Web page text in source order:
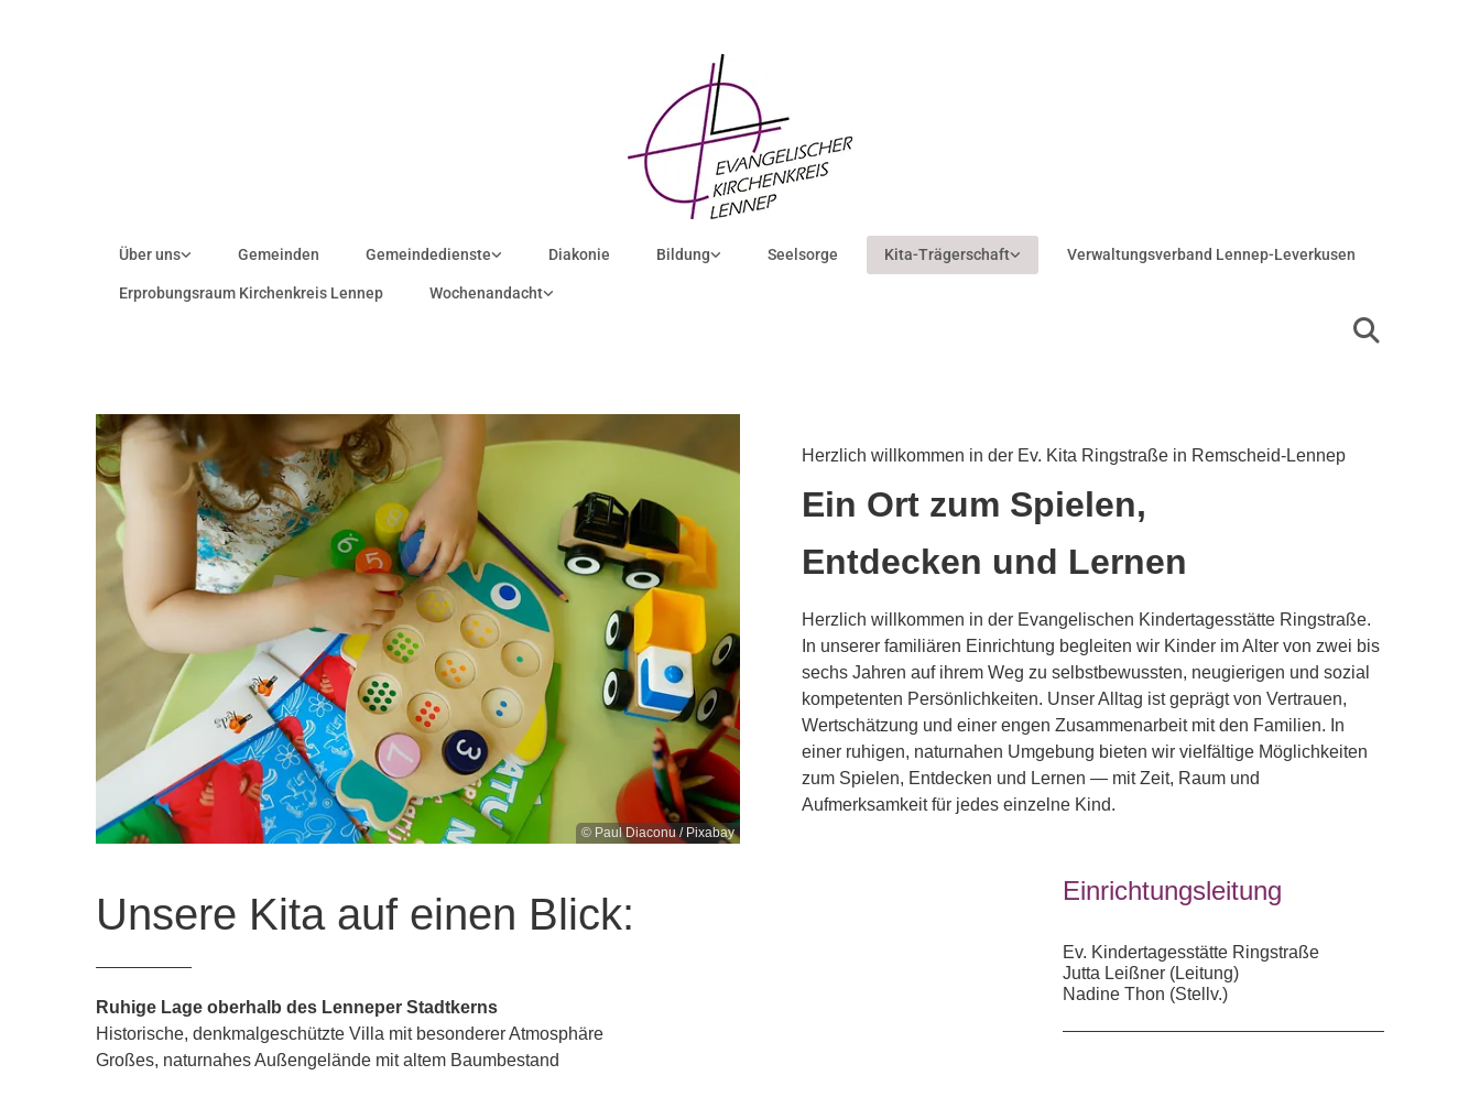
Über uns Gemeinden Gemeindedienste Diakonie Bildung Seelsorge Kita-Trägerschaft Verwaltungsverband Lennep-Leverkusen
Erprobungsraum Kirchenkreis Lennep Wochenandacht
© Paul Diaconu / Pixabay
Herzlich willkommen in der Ev. Kita Ringstraße in Remscheid-Lennep
Ein Ort zum Spielen,
Entdecken und Lernen
Herzlich willkommen in der Evangelischen Kindertagesstätte Ringstraße.
In unserer familiären Einrichtung begleiten wir Kinder im Alter von zwei bis
sechs Jahren auf ihrem Weg zu selbstbewussten, neugierigen und sozial
kompetenten Persönlichkeiten. Unser Alltag ist geprägt von Vertrauen,
Wertschätzung und einer engen Zusammenarbeit mit den Familien. In
einer ruhigen, naturnahen Umgebung bieten wir vielfältige Möglichkeiten
zum Spielen, Entdecken und Lernen — mit Zeit, Raum und
Aufmerksamkeit für jedes einzelne Kind.
Unsere Kita auf einen Blick:
Ruhige Lage oberhalb des Lenneper Stadtkerns
Historische, denkmalgeschützte Villa mit besonderer Atmosphäre
Großes, naturnahes Außengelände mit altem Baumbestand
Einrichtungsleitung
Ev. Kindertagesstätte Ringstraße
Jutta Leißner (Leitung)
Nadine Thon (Stellv.)